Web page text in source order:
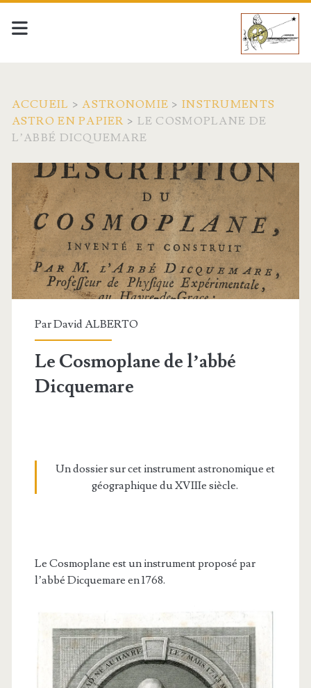
ACCUEIL >ASTRONOMIE >INSTRUMENTS
ASTRO EN PAPIER > LE COSMOPLANE DE
L’ABBÉ DICQUEMARE
ParDavid ALBERTO
Le Cosmoplane de l’abbé
Dicquemare
Un dossier sur cet instrument astronomique et
géographique du XVIIIe siècle.
Le Cosmoplane est un instrument proposé par
l’abbé Dicquemare en 1768.